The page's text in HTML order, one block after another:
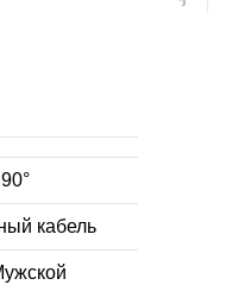
кабель